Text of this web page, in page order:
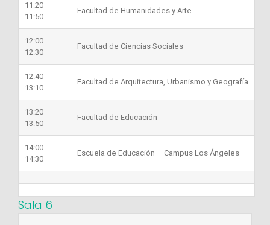
11:20
11:50
Facultad de Humanidades y Arte
12:00
12:30
Facultad de Ciencias Sociales
12:40
13:10
Facultad de Arquitectura, Urbanismo y Geografía
13:20
13:50
Facultad de Educación
14:00
14:30
Escuela de Educación – Campus Los Ángeles
Sala 6